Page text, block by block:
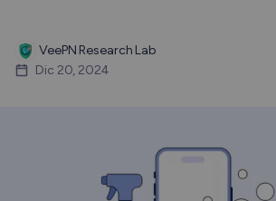
VeePN Research Lab
Dic 20, 2024